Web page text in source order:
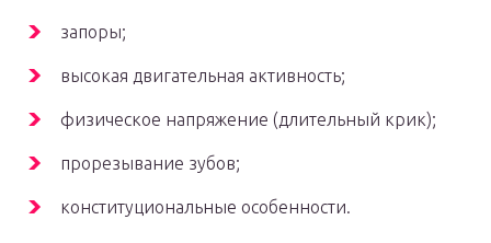
запоры;
высокая двигательная активность;
физическое напряжение (длительный крик);
прорезывание зубов;
конституциональные особенности.